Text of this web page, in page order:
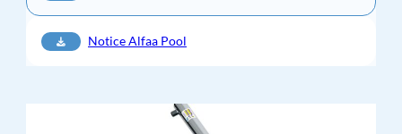
Notice Alfaa Pool